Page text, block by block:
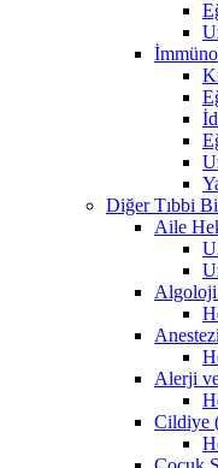
Diğer Tıbbi
Aile
Algoloji
Alerji
Cildiye